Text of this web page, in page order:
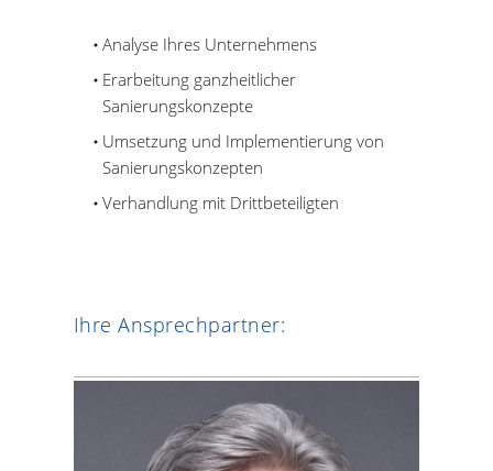
Analyse Ihres Unternehmens
Erarbeitung ganzheitlicher
Sanierungskonzepte
Umsetzung und Implementierung von
Sanierungskonzepten
Verhandlung mit Drittbeteiligten
Ihre Ansprechpartner: